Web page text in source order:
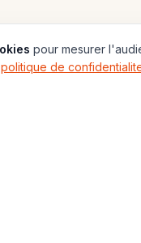
pour mesurer
politique de